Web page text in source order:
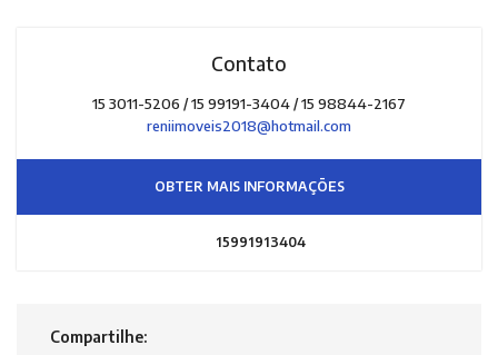
Contato
15 3011-5206 / 15 99191-3404 / 15 98844-2167
reniimoveis2018@hotmail.com
OBTER MAIS INFORMAÇÕES
15991913404
Compartilhe: